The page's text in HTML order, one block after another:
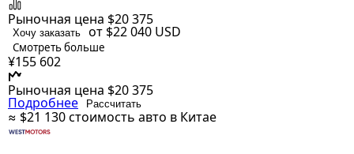
Рыночная цена $20 375
Хочу заказать от $22 040 USD
Смотреть больше
¥155 602
Рыночная цена $20 375
Подробнее Рассчитать
≈ $21 130стоимость авто в Китае